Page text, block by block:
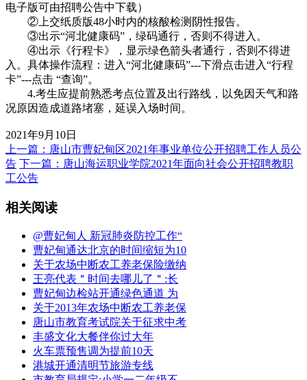
电子版可由招聘公告中下载）
②上交纸质版48小时内的核酸检测阴性报告。
③出示“河北健康码”，绿码通行，否则不得进入。
④出示《行程卡》，显示绿色箭头者通行，否则不得进
入。具体操作流程：进入“河北健康码”---下滑点击进入“行程
卡”---点击 “查询”。
4.考生应提前熟悉考点位置及出行路线，以免因天气和路
况原因造成道路堵塞，延误入场时间。
2021年9月10日
上一篇：唐山市曹妃甸区2021年事业单位公开招聘工作人员公
告 下一篇：唐山海运职业学院2021年面向社会公开招聘教职
工公告
相关阅读
@曹妃甸人 新冠肺炎防控工作“
曹妃甸通达北京的时间缩短为10
关于农场中断农工养老保险缴纳
王亮代表＂时间去哪儿了＂:长
曹妃甸边检站开通绿色通道 为
关于2013年农场中断农工养老保
唐山市教育考试院关于征求中考
丰盛文化大餐伴你过大年
火车票预售调为提前10天
港城开通清明节旅游专线